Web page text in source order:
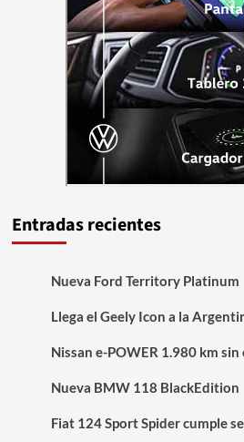
Entradas recientes
Nueva Ford Territory Platinum
Llega el Geely Icon a la
Nissan e-POWER 1.980 km sin
Nueva BMW 118 BlackEdition
Fiat 124 Sport Spider cumple